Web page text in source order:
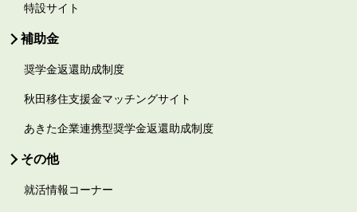
特設サイト
補助金
奨学金返還助成制度
秋田移住支援金マッチングサイト
あきた企業連携型奨学金返還助成制度
その他
就活情報コーナー